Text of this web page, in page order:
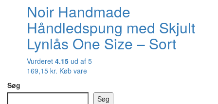
Noir Handmade
Håndledspung med Skjult
Lynlås One Size – Sort
Vurderet 4.15 ud af 5
169,15 kr. Køb vare
Søg
Søg